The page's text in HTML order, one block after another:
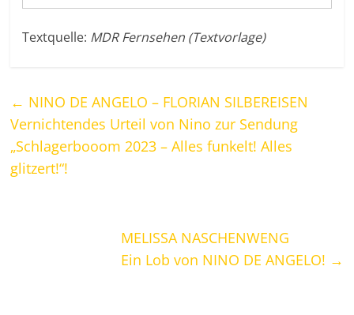
Textquelle: MDR Fernsehen (Textvorlage)
← NINO DE ANGELO – FLORIAN SILBEREISEN
Vernichtendes Urteil von Nino zur Sendung
„Schlagerbooom 2023 – Alles funkelt! Alles
glitzert!“!
MELISSA NASCHENWENG
Ein Lob von NINO DE ANGELO! →